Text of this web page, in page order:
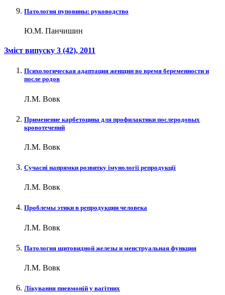
Патология пуповины: руководство
Ю.М. Панчишин
Зміст випуску 3 (42), 2011
Психологическая адаптация женщин во время беременности и
после родов
Л.М. Вовк
Применение карбетоцина для профилактики послеродовых
кровотечений
Л.М. Вовк
Сучасні напрямки розвитку імунології репродукції
Л.М. Вовк
Проблемы этики в репродукции человека
Л.М. Вовк
Патология щитовидной железы и менструальная функция
Л.М. Вовк
Лікування пневмоній у вагітних